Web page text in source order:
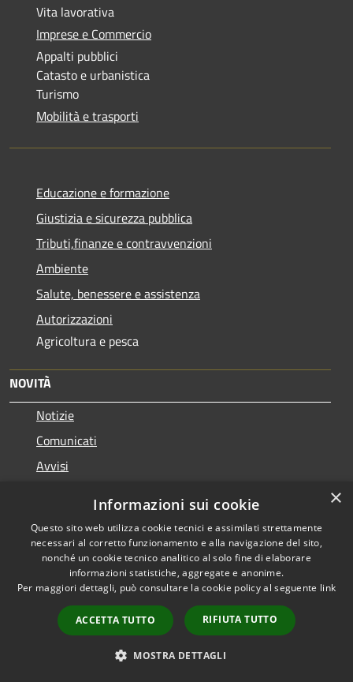
Vita lavorativa
Imprese e Commercio
Appalti pubblici
Catasto e urbanistica
Turismo
Mobilità e trasporti
Educazione e formazione
Giustizia e sicurezza pubblica
Tributi,finanze e contravvenzioni
Ambiente
Salute, benessere e assistenza
Autorizzazioni
Agricoltura e pesca
NOVITÀ
Notizie
Comunicati
Avvisi
VIVERE IL COMUNE
Luoghi
Eventi
CONTATTI
Comune di Guarcino
Via Alfonso Milani n. 1
×
Informazioni sui cookie
Questo sito web utilizza cookie tecnici e assimilati strettamente
necessari al corretto funzionamento e alla navigazione del sito,
nonché un cookie tecnico analitico al solo fine di elaborare
informazioni statistiche, aggregate e anonime.
Per maggiori dettagli, può consultare la cookie policy al seguente link
ACCETTA TUTTO RIFIUTA TUTTO
MOSTRA DETTAGLI